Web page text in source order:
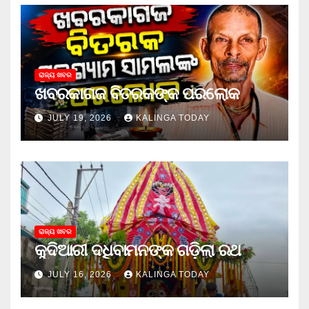
ରାଜ୍ୟ ଖବର
ଖବରକାଗଜ ବିତରକଙ୍କ ପରଲୋକ
JULY 19, 2026 KALINGA TODAY
ରାଜ୍ୟ ଖବର
କୁଦିଆରୀ ଦଧିବାମନଙ୍କ ଗଡ଼ିଲା ରଥ
JULY 16, 2026 KALINGA TODAY